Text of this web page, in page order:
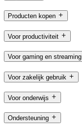
Producten kopen
Voor productiviteit
Voor gaming en streaming
Voor zakelijk gebruik
Voor onderwijs
Ondersteuning